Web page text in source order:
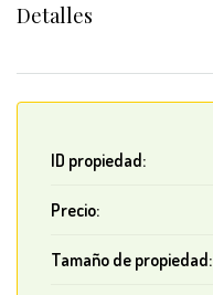
Detalles
ID propiedad:
Precio:
Tamaño de propiedad: